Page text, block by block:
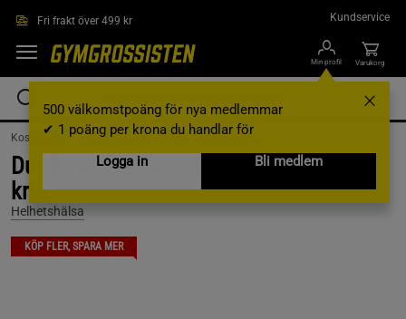
Fri frakt över 499 kr Kundservice
Min profil
500 välkomstpoäng för nya medlemmar
✔ 1 poäng per krona du handlar för
Logga in
Bli medlem
Varukorg
Kosttillskott /Vitaminer & Mineraler /Multivitamin
Dunderpulver Barnvitamin 60 doser á 1
krm
Helhetshälsa
KÖP FLER, SPARA MER